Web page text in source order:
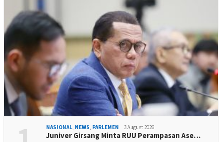
NASIONAL, NEWS, PARLEMEN 3 August 2026
Juniver Girsang Minta RUU Perampasan Ase…